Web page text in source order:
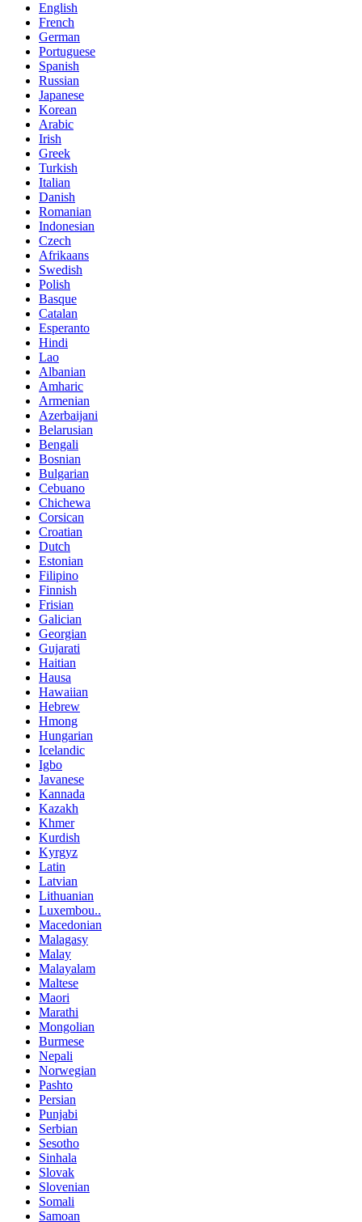
English
French
German
Portuguese
Spanish
Russian
Japanese
Korean
Arabic
Irish
Greek
Turkish
Italian
Danish
Romanian
Indonesian
Czech
Afrikaans
Swedish
Polish
Basque
Catalan
Esperanto
Hindi
Lao
Albanian
Amharic
Armenian
Azerbaijani
Belarusian
Bengali
Bosnian
Bulgarian
Cebuano
Chichewa
Corsican
Croatian
Dutch
Estonian
Filipino
Finnish
Frisian
Galician
Georgian
Gujarati
Haitian
Hausa
Hawaiian
Hebrew
Hmong
Hungarian
Icelandic
Igbo
Javanese
Kannada
Kazakh
Khmer
Kurdish
Kyrgyz
Latin
Latvian
Lithuanian
Luxembou..
Macedonian
Malagasy
Malay
Malayalam
Maltese
Maori
Marathi
Mongolian
Burmese
Nepali
Norwegian
Pashto
Persian
Punjabi
Serbian
Sesotho
Sinhala
Slovak
Slovenian
Somali
Samoan